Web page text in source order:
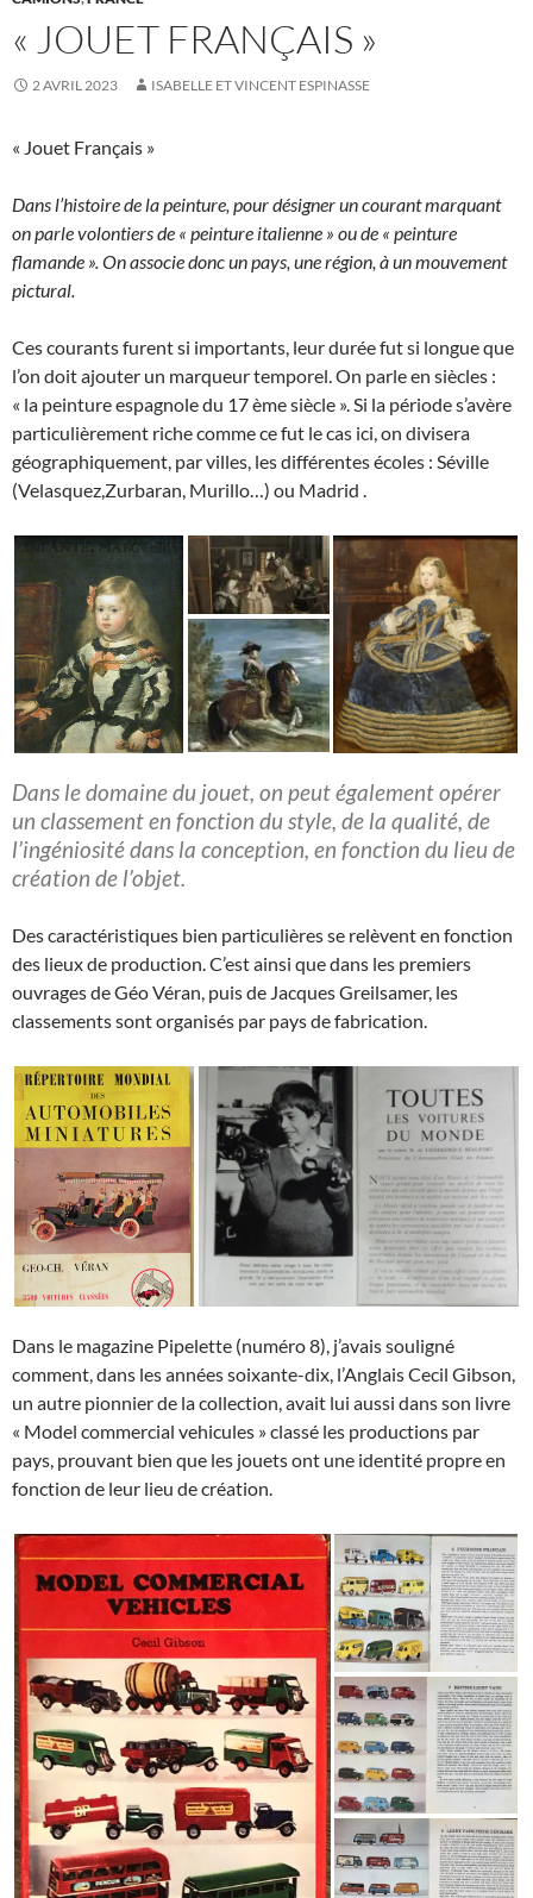
« JOUET FRANÇAIS »
2 AVRIL 2023 ISABELLE ET VINCENT ESPINASSE
« Jouet Français »
Dans l’histoire de la peinture, pour désigner un courant marquant
on parle volontiers de « peinture italienne » ou de « peinture
flamande ». On associe donc un pays, une région, à un mouvement
pictural.
Ces courants furent si importants, leur durée fut si longue que
l’on doit ajouter un marqueur temporel. On parle en siècles :
« la peinture espagnole du 17 ème siècle ». Si la période s’avère
particulièrement riche comme ce fut le cas ici, on divisera
géographiquement, par villes, les différentes écoles : Séville
(Velasquez,Zurbaran, Murillo…) ou Madrid .
Dans le domaine du jouet, on peut également opérer
un classement en fonction du style, de la qualité, de
l’ingéniosité dans la conception, en fonction du lieu de
création de l’objet.
Des caractéristiques bien particulières se relèvent en fonction
des lieux de production. C’est ainsi que dans les premiers
ouvrages de Géo Véran, puis de Jacques Greilsamer, les
classements sont organisés par pays de fabrication.
Dans le magazine Pipelette (numéro 8), j’avais souligné
comment, dans les années soixante-dix, l’Anglais Cecil Gibson,
un autre pionnier de la collection, avait lui aussi dans son livre
« Model commercial vehicules » classé les productions par
pays, prouvant bien que les jouets ont une identité propre en
fonction de leur lieu de création.